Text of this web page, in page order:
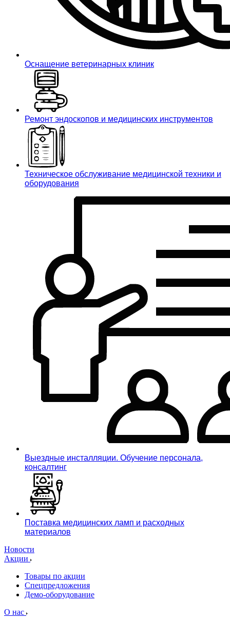
Оснащение ветеринарных клиник
Ремонт эндоскопов и медицинских инструментов
Техническое обслуживание медицинской техники и
оборудования
Выездные инсталляции. Обучение персонала,
консалтинг
Поставка медицинских ламп и расходных
материалов
Новости
Акции
Товары по акции
Спецпредложения
Демо-оборудование
О нас